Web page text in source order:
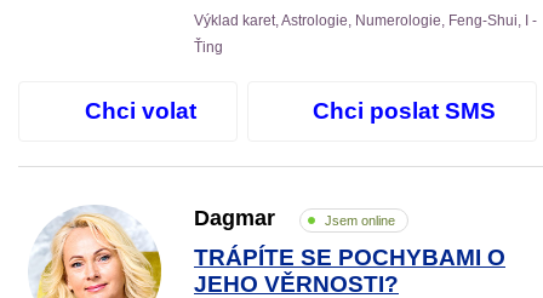
Výklad karet, Astrologie, Numerologie, Feng-Shui, I -
Ťing
Chci volat Chci poslat SMS
Dagmar Jsem online
TRÁPÍTE SE POCHYBAMI O
JEHO VĚRNOSTI?